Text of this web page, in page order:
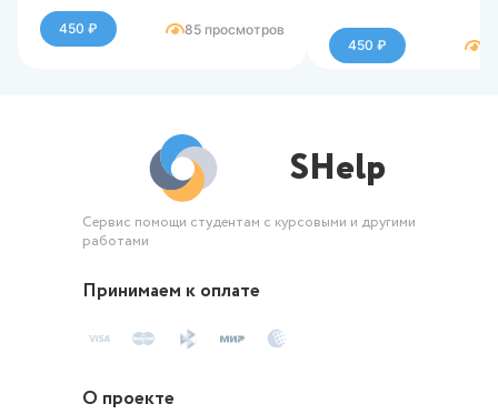
450 ₽ 85 просмотров
450 ₽
SHelp
Сервис помощи студентам с курсовыми и другими
работами
Принимаем к оплате
О проекте